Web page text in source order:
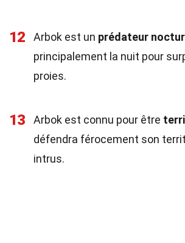
12 Arbok est un prédateur
principalement la nuit pour
proies.
13 Arbok est connu pour être
défendra férocement son
intrus.